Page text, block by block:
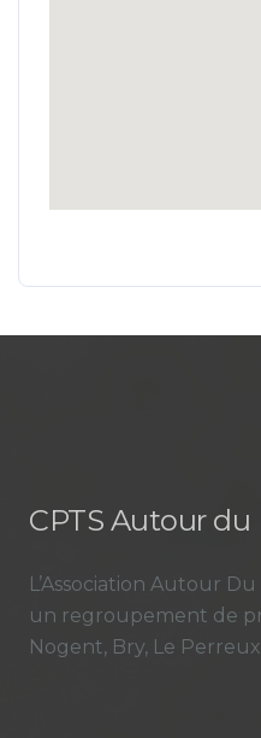
CPTS Autour
L’Association Autour
un regroupement de
Nogent, Bry, Le